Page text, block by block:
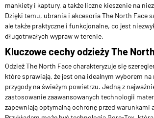
mankiety i kaptury, a także liczne kieszenie na
Dzięki temu, ubrania i akcesoria The North Face
ale także praktyczne i funkcjonalne, co jest
długotrwałych wypraw w terenie.
Kluczowe cechy odzieży The
Odzież The North Face charakteryzuje się
które sprawiają, że jest ona idealnym wyborem
przygody na świeżym powietrzu. Jedną z
zastosowanie zaawansowanych technologii
zapewniają optymalną ochronę przed warunkami